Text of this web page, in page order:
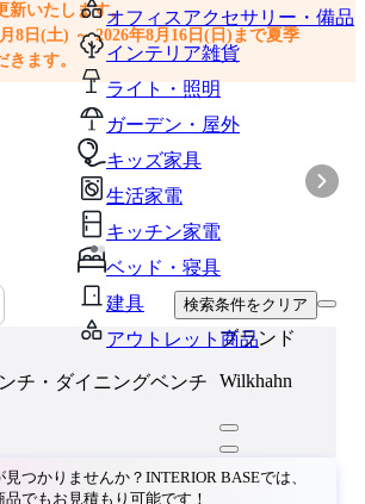
オフィスアクセサリー・備品
インテリア雑貨
ライト・照明
ガーデン・屋外
キッズ家具
生活家電
キッチン家電
ベッド・寝具
建具
アウトレット商品
新いたします。
8日(土) ～ 2026年8月16日(日)まで夏季
ます。
検索条件をクリア
チ・ダイニングベンチ
ブランド
Wilkhahn
つかりませんか？INTERIOR BASEでは、
でもお見積もり可能です！